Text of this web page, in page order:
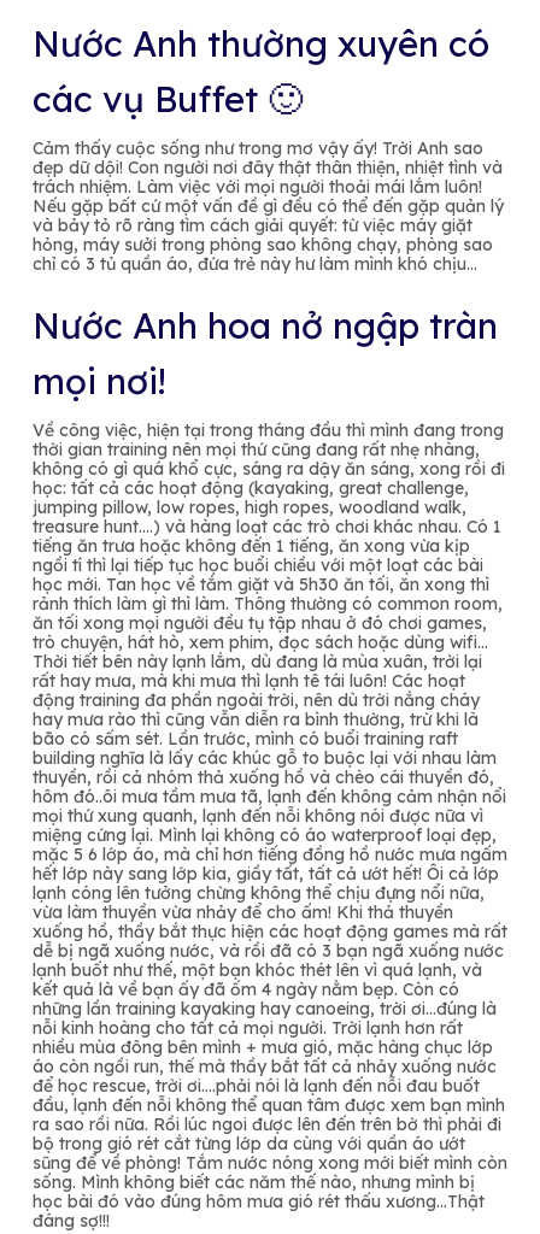
Nước Anh thường xuyên có
các vụ Buffet 🙂
Cảm thấy cuộc sống như trong mơ vậy ấy! Trời Anh sao
đẹp dữ dội! Con người nơi đây thật thân thiện, nhiệt tình và
trách nhiệm. Làm việc với mọi người thoải mái lắm luôn!
Nếu gặp bất cứ một vấn đề gì đều có thể đến gặp quản lý
và bảy tỏ rõ ràng tìm cách giải quyết: từ việc máy giặt
hỏng, máy sưởi trong phòng sao không chạy, phòng sao
chỉ có 3 tủ quần áo, đứa trẻ này hư làm mình khó chịu…
Nước Anh hoa nở ngập tràn
mọi nơi!
Về công việc, hiện tại trong tháng đầu thì mình đang trong
thời gian training nên mọi thứ cũng đang rất nhẹ nhàng,
không có gì quá khổ cực, sáng ra dậy ăn sáng, xong rồi đi
học: tất cả các hoạt động (kayaking, great challenge,
jumping pillow, low ropes, high ropes, woodland walk,
treasure hunt….) và hàng loạt các trò chơi khác nhau. Có 1
tiếng ăn trưa hoặc không đến 1 tiếng, ăn xong vừa kịp
ngồi tí thì lại tiếp tục học buổi chiều với một loạt các bài
học mới. Tan học về tắm giặt và 5h30 ăn tối, ăn xong thì
rảnh thích làm gì thì làm. Thông thường có common room,
ăn tối xong mọi người đều tụ tập nhau ở đó chơi games,
trò chuyện, hát hò, xem phim, đọc sách hoặc dùng wifi…
Thời tiết bên này lạnh lắm, dù đang là mùa xuân, trời lại
rất hay mưa, mà khi mưa thì lạnh tê tái luôn! Các hoạt
động training đa phần ngoài trời, nên dù trời nắng cháy
hay mưa rào thì cũng vẫn diễn ra bình thường, trừ khi là
bão có sấm sét. Lần trước, mình có buổi training raft
building nghĩa là lấy các khúc gỗ to buộc lại với nhau làm
thuyền, rồi cả nhóm thả xuống hồ và chèo cái thuyền đó,
hôm đó..ôi mưa tầm mưa tã, lạnh đến không cảm nhận nổi
mọi thứ xung quanh, lạnh đến nỗi không nói được nữa vì
miệng cứng lại. Mình lại không có áo waterproof loại đẹp,
mặc 5 6 lớp áo, mà chỉ hơn tiếng đồng hồ nước mưa ngấm
hết lớp này sang lớp kia, giầy tất, tất cả ướt hết! Ôi cả lớp
lạnh cóng lên tưởng chừng không thể chịu đựng nổi nữa,
vừa làm thuyền vừa nhảy để cho ấm! Khi thả thuyền
xuống hồ, thầy bắt thực hiện các hoạt động games mà rất
dễ bị ngã xuống nước, và rồi đã có 3 bạn ngã xuống nước
lạnh buốt như thế, một bạn khóc thét lên vì quá lạnh, và
kết quả là về bạn ấy đã ốm 4 ngày nằm bẹp. Còn có
những lần training kayaking hay canoeing, trời ơi…đúng là
nỗi kinh hoàng cho tất cả mọi người. Trời lạnh hơn rất
nhiều mùa đông bên mình + mưa gió, mặc hàng chục lớp
áo còn ngồi run, thế mà thầy bắt tất cả nhảy xuống nước
để học rescue, trời ơi….phải nói là lạnh đến nỗi đau buốt
đầu, lạnh đến nỗi không thể quan tâm được xem bạn mình
ra sao rồi nữa. Rồi lúc ngoi được lên đến trên bờ thì phải đi
bộ trong gió rét cắt từng lớp da cùng với quần áo ướt
sũng để về phòng! Tắm nước nóng xong mới biết mình còn
sống. Mình không biết các năm thế nào, nhưng mình bị
học bài đó vào đúng hôm mưa gió rét thấu xương…Thật
đáng sợ!!!